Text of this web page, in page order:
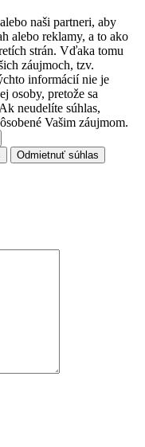
naši partneri, aby
alebo reklamy, a to ako
strán. Vďaka tomu
záujmoch, tzv.
informácií nie je
osoby, pretože sa
neudelíte súhlas,
Vašim záujmom.
Odmietnuť súhlas